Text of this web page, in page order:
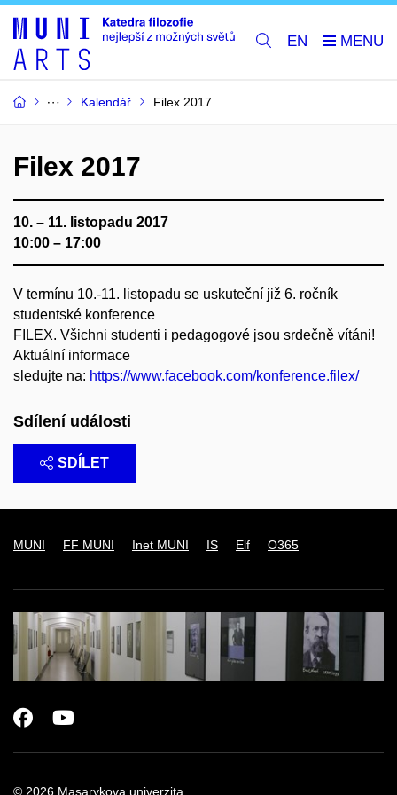
EN
Kalendář Filex 2017
Filex 2017
10. – 11. listopadu 2017
10:00 – 17:00
V termínu 10.-11. listopadu se uskuteční již 6. ročník
studentské konference
FILEX. Všichni studenti i pedagogové jsou srdečně vítáni!
Aktuální informace
sledujte na: https://www.facebook.com/konference.filex/
Sdílení události
SDÍLET
MUNI FF MUNI Inet MUNI IS Elf O365
© 2026 Masarykova univerzita
Facebook